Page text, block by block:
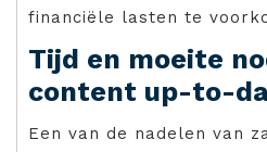
financiële lasten te
Tijd en moeite
content up-to-
Een van de nadelen van